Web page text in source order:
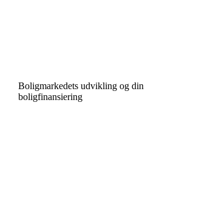
Boligmarkedets udvikling og din
boligfinansiering